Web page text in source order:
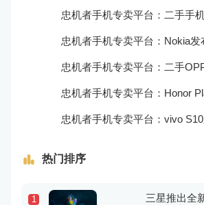
热门排序
1 三星推出全